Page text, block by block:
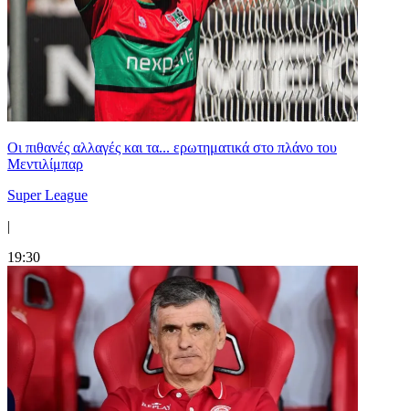
Οι πιθανές αλλαγές και τα... ερωτηματικά στο πλάνο του
Μεντιλίμπαρ
Super League
|
19:30